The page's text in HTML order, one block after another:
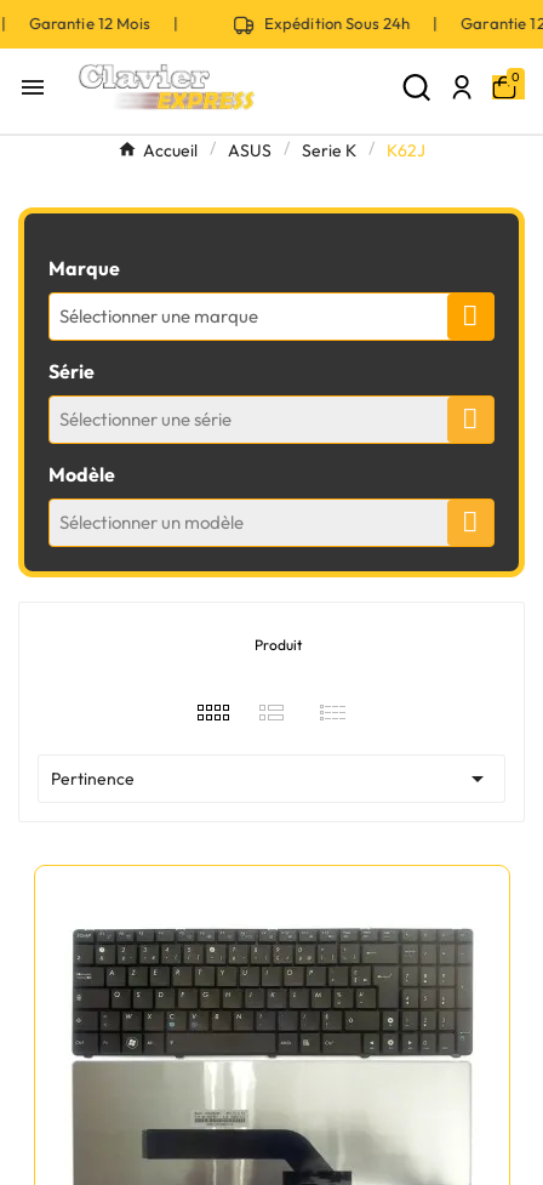
Garantie 12 Mois | Expédition Sous 24h | Garantie
 0
Accueil ASUS Serie K K62J
Marque
Sélectionner une marque
Série
Sélectionner une série
Modèle
Sélectionner un modèle
Produit
Pertinence 